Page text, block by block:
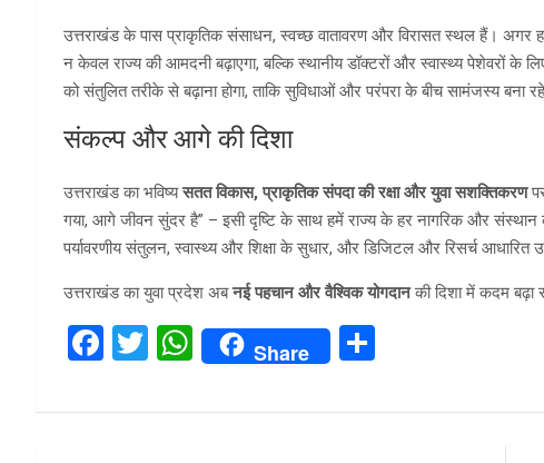
उत्तराखंड के पास प्राकृतिक संसाधन, स्वच्छ वातावरण और विरासत स्थल हैं। अगर
न केवल राज्य की आमदनी बढ़ाएगा, बल्कि स्थानीय डॉक्टरों और स्वास्थ्य पेशेवरों के
को संतुलित तरीके से बढ़ाना होगा, ताकि सुविधाओं और परंपरा के बीच सामंजस्य बना
संकल्प और आगे की दिशा
उत्तराखंड का भविष्यसतत विकास, प्राकृतिक संपदा की रक्षा और युवा सशक्तिकरण
गया, आगे जीवन सुंदर है” – इसी दृष्टि के साथ हमें राज्य के हर नागरिक और संस्थान
पर्यावरणीय संतुलन, स्वास्थ्य और शिक्षा के सुधार, और डिजिटल और रिसर्च आधारित
उत्तराखंड का युवा प्रदेश अबनई पहचान और वैश्विक योगदानकी दिशा में कदम
F
ce
T
tt
W
h
at
Share
ar